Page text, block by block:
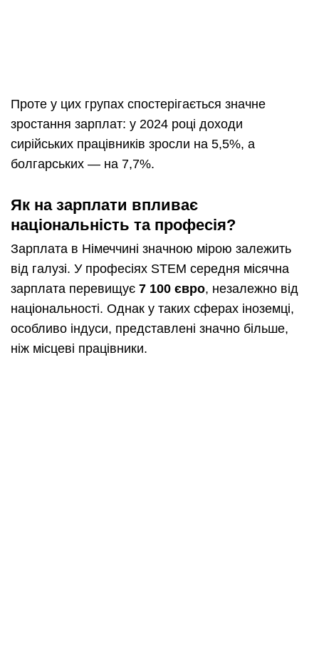
Проте у цих групах спостерігається значне
зростання зарплат: у 2024 році доходи
сирійських працівників зросли на 5,5%, а
болгарських — на 7,7%.
Як на зарплати впливає
національність та професія?
Зарплата в Німеччині значною мірою залежить
від галузі. У професіях STEM середня місячна
зарплата перевищує 7 100 євро, незалежно від
національності. Однак у таких сферах іноземці,
особливо індуси, представлені значно більше,
ніж місцеві працівники.